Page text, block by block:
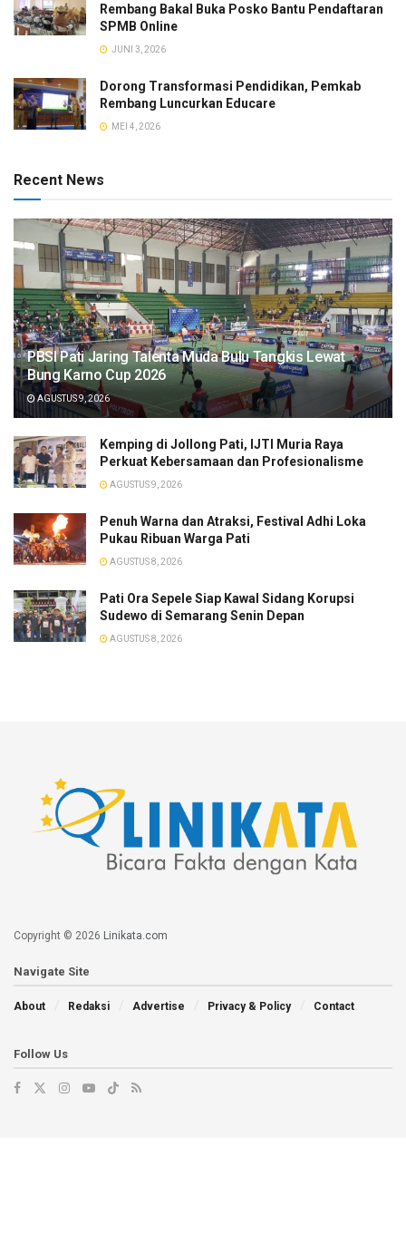
Rembang Bakal Buka Posko Bantu Pendaftaran
SPMB Online
JUNI 3, 2026
Dorong Transformasi Pendidikan, Pemkab
Rembang Luncurkan Educare
MEI 4, 2026
Recent News
PBSI Pati Jaring Talenta Muda Bulu Tangkis Lewat
Bung Karno Cup 2026
AGUSTUS 9, 2026
​Kemping di Jollong Pati, IJTI Muria Raya
Perkuat Kebersamaan dan Profesionalisme
AGUSTUS 9, 2026
Penuh Warna dan Atraksi, Festival Adhi Loka
Pukau Ribuan Warga Pati
AGUSTUS 8, 2026
Pati Ora Sepele Siap Kawal Sidang Korupsi
Sudewo di Semarang Senin Depan
AGUSTUS 8, 2026
Copyright © 2026 Linikata.com
Navigate Site
About Redaksi Advertise Privacy & Policy Contact
Follow Us